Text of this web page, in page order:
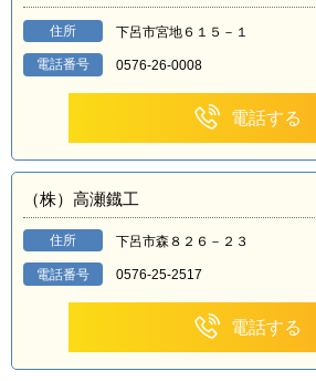
住所 下呂市宮地６１５－１
電話番号 0576-26-0008
電話する
（株）高瀬鐡工
住所 下呂市森８２６－２３
電話番号 0576-25-2517
電話する